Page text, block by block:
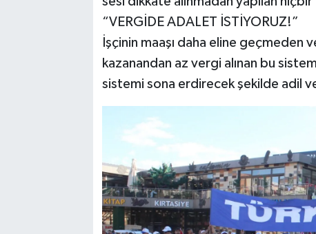
“VERGİDE ADALET İSTİYORUZ!”
İşçinin maaşı daha eline
kazanandan az vergi alınan bu
sistemi sona erdirecek şekilde adil